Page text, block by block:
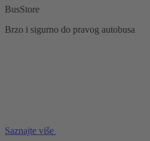
BusStore
Brzo i sigurno do pravog autobusa
Saznajte više